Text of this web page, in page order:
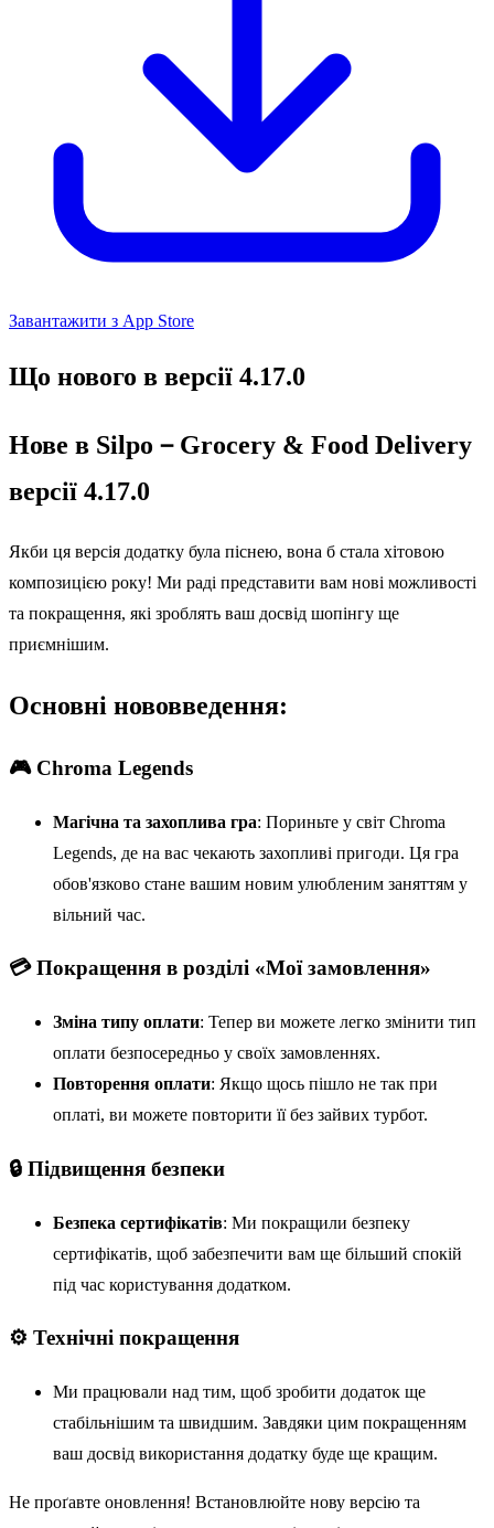
Завантажити з App Store
Що нового в версії 4.17.0
Нове в Silpo－Grocery & Food Delivery
версії 4.17.0
Якби ця версія додатку була піснею, вона б стала хітовою
композицією року! Ми раді представити вам нові можливості
та покращення, які зроблять ваш досвід шопінгу ще
приємнішим.
Основні нововведення:
🎮 Chroma Legends
Магічна та захоплива гра: Пориньте у світ Chroma
Legends, де на вас чекають захопливі пригоди. Ця гра
обов'язково стане вашим новим улюбленим заняттям у
вільний час.
💳 Покращення в розділі «Мої замовлення»
Зміна типу оплати: Тепер ви можете легко змінити тип
оплати безпосередньо у своїх замовленнях.
Повторення оплати: Якщо щось пішло не так при
оплаті, ви можете повторити її без зайвих турбот.
🔒 Підвищення безпеки
Безпека сертифікатів: Ми покращили безпеку
сертифікатів, щоб забезпечити вам ще більший спокій
під час користування додатком.
⚙️ Технічні покращення
Ми працювали над тим, щоб зробити додаток ще
стабільнішим та швидшим. Завдяки цим покращенням
ваш досвід використання додатку буде ще кращим.
Не проґавте оновлення! Встановлюйте нову версію та